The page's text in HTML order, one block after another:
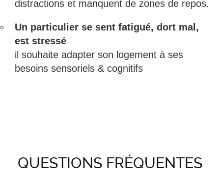
distractions et manquent de zones de repos.
Un particulier se sent fatigué, dort mal,
est stressé
il souhaite adapter son logement à ses
besoins sensoriels & cognitifs
QUESTIONS FRÉQUENTES